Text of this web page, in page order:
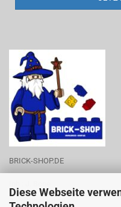
Diese Webseite
BRICK-SHOP.DE
Zum Rittergut 28